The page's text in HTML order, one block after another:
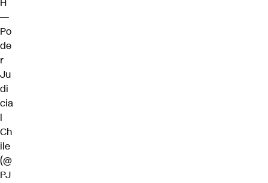
—
Po
de
r
Ju
di
cia
l
Ch
ile
(@
PJ